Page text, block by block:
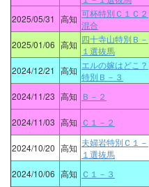
2025/05/31 高知 可杯特別Ｃ１Ｃ２
混合
2025/01/06 高知 四十寺山特別Ｂ－
１選抜馬
2024/12/21 高知 エルの嫁はどこ？
特別Ｂ－３
2024/11/23 高知 Ｂ－２
2024/11/03 高知 Ｃ１－２
2024/10/20 高知 夫婦岩特別Ｃ１－
１選抜馬
2024/10/06 高知 Ｃ１－３